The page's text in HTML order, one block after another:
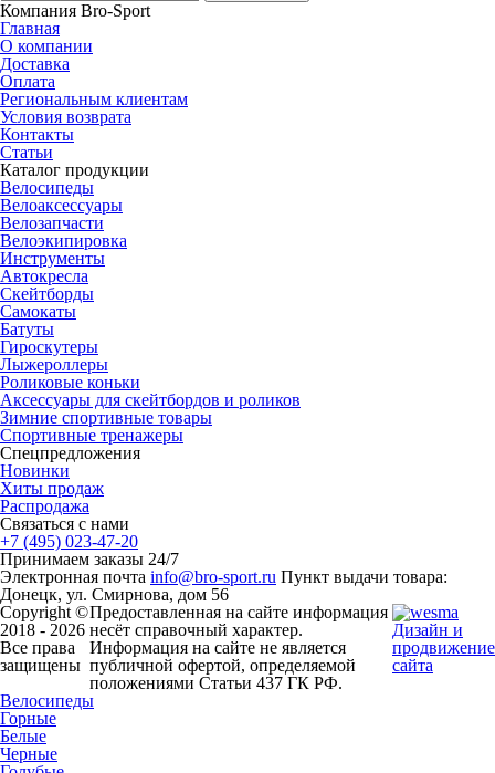
Компания Bro-Sport
Главная
О компании
Доставка
Оплата
Региональным клиентам
Условия возврата
Контакты
Статьи
Каталог продукции
Велосипеды
Велоаксессуары
Велозапчасти
Велоэкипировка
Инструменты
Автокресла
Скейтборды
Самокаты
Батуты
Гироскутеры
Лыжероллеры
Роликовые коньки
Аксессуары для скейтбордов и роликов
Зимние спортивные товары
Спортивные тренажеры
Спецпредложения
Новинки
Хиты продаж
Распродажа
Связаться с нами
+7 (495) 023-47-20
Принимаем заказы 24/7
Электронная почта info@bro-sport.ru Пункт выдачи товара:
Донецк, ул. Смирнова, дом 56
Copyright ©
2018 - 2026
Все права
защищены
Предоставленная на сайте информация
несёт справочный характер.
Информация на сайте не является
публичной офертой, определяемой
положениями Статьи 437 ГК РФ.
Дизайн и
продвижение
сайта
Велосипеды
Горные
Белые
Черные